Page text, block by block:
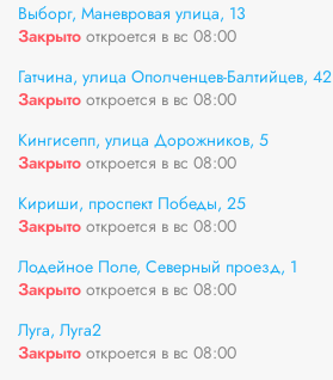
Выборг, Маневровая улица, 13
Закрыто откроется в вс 08:00
Гатчина, улица Ополченцев-Балтийцев, 42
Закрыто откроется в вс 08:00
Кингисепп, улица Дорожников, 5
Закрыто откроется в вс 08:00
Кириши, проспект Победы, 25
Закрыто откроется в вс 08:00
Лодейное Поле, Северный проезд, 1
Закрыто откроется в вс 08:00
Луга, Луга2
Закрыто откроется в вс 08:00